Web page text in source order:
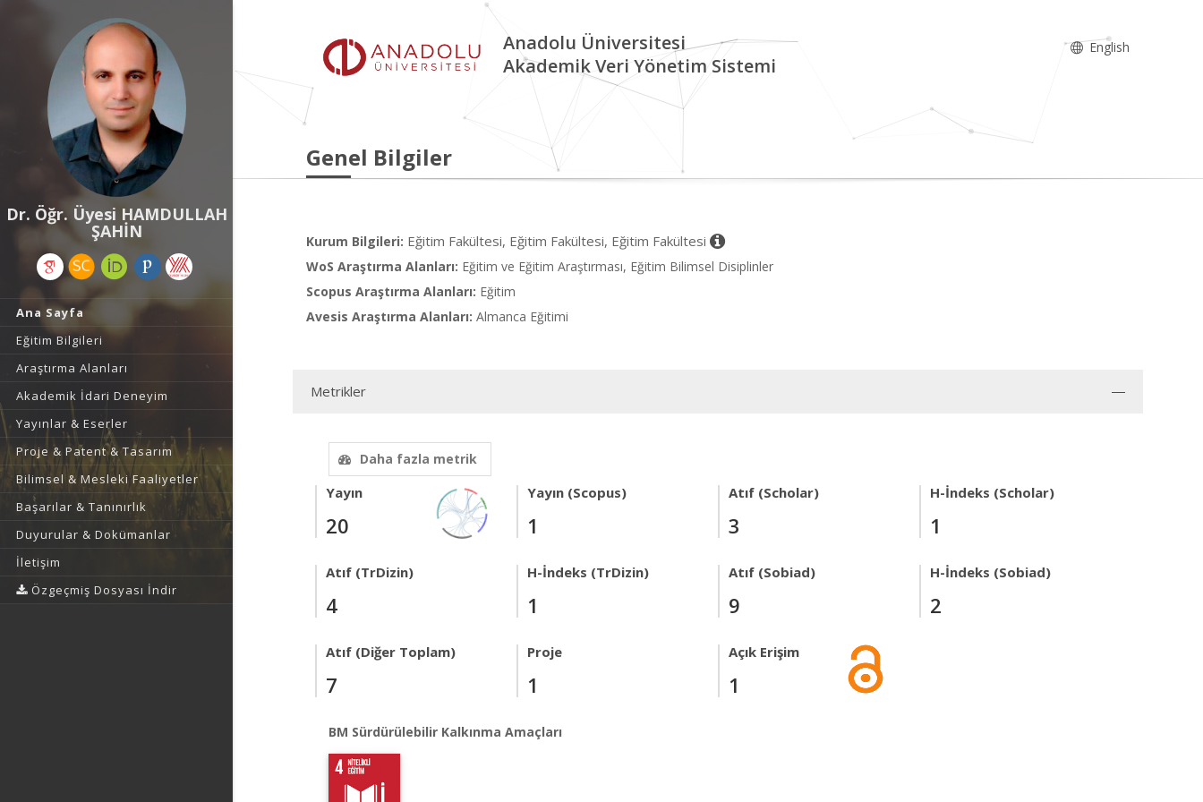
Dr. Öğr. Üyesi HAMDULLAH
ŞAHİN
Ana Sayfa
Eğitim Bilgileri
Araştırma Alanları
Akademik İdari Deneyim
Yayınlar & Eserler
Proje & Patent & Tasarım
Bilimsel & Mesleki Faaliyetler
Başarılar & Tanınırlık
Duyurular & Dokümanlar
İletişim
Özgeçmiş Dosyası İndir
Anadolu Üniversitesi
Akademik Veri Yönetim Sistemi
English
Genel Bilgiler
Kurum Bilgileri: Eğitim Fakültesi, Eğitim Fakültesi, Eğitim Fakültesi
WoS Araştırma Alanları: Eğitim ve Eğitim Araştırması, Eğitim Bilimsel Disiplinler
Scopus Araştırma Alanları: Eğitim
Avesis Araştırma Alanları: Almanca Eğitimi
Metrikler
Daha fazla metrik
Yayın
20
Yayın (Scopus)
1
Atıf (Scholar)
3
H-İndeks (Scholar)
1
Atıf (TrDizin)
4
H-İndeks (TrDizin)
1
Atıf (Sobiad)
9
H-İndeks (Sobiad)
2
Atıf (Diğer Toplam)
7
Proje
1
Açık Erişim
1
BM Sürdürülebilir Kalkınma Amaçları